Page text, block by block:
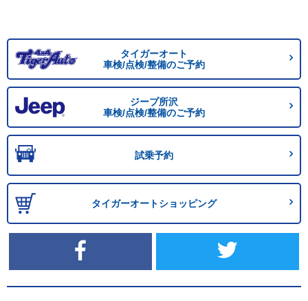
タイガーオート
車検/点検/整備のご予約
ジープ所沢
車検/点検/整備のご予約
試乗予約
タイガーオートショッピング